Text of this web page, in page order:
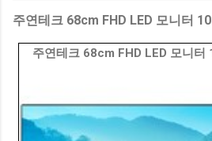
주연테크 68cm FHD LED 모니터
주연테크 68cm FHD LED 모니